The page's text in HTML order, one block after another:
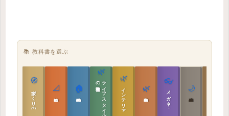
📚 教科書を選ぶ
🧭
家づくりの教科書 📐
実施設計の教科書
🏠
性能設計の教科書
🌿
ラ
イ
フ
ス
タ
イ
ル
の
教科書 🌿
インテリア設計 🌿
敷地設計の教科書
👓
メガネ｜転職 🌙
建築思想の教科書